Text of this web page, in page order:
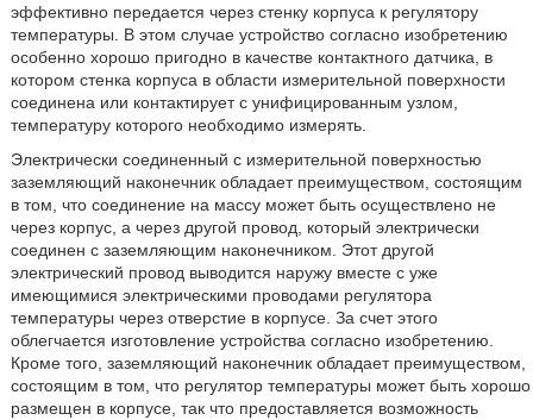
эффективно передается через стенку корпуса к регулятору
температуры. В этом случае устройство согласно изобретению
особенно хорошо пригодно в качестве контактного датчика, в
котором стенка корпуса в области измерительной поверхности
соединена или контактирует с унифицированным узлом,
температуру которого необходимо измерять.
Электрически соединенный с измерительной поверхностью
заземляющий наконечник обладает преимуществом, состоящим
в том, что соединение на массу может быть осуществлено не
через корпус, а через другой провод, который электрически
соединен с заземляющим наконечником. Этот другой
электрический провод выводится наружу вместе с уже
имеющимися электрическими проводами регулятора
температуры через отверстие в корпусе. За счет этого
облегчается изготовление устройства согласно изобретению.
Кроме того, заземляющий наконечник обладает преимуществом,
состоящим в том, что регулятор температуры может быть хорошо
размещен в корпусе, так что предоставляется возможность